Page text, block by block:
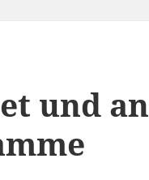
und